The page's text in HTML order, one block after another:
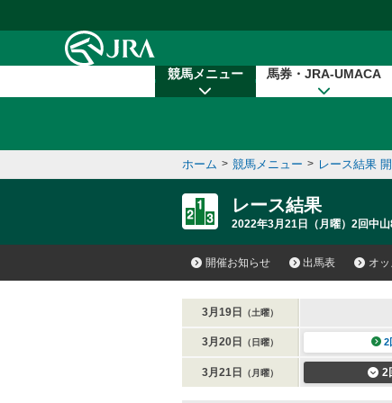
競馬メニュー 馬券・JRA-UMACA
ホーム > 競馬メニュー > レース結果
レース結果
2022年3月21日（月曜）2回中
開催お知らせ 出馬表 オ
3月19日 （土曜）
3月20日 （日曜） 2
3月21日 （月曜） 2